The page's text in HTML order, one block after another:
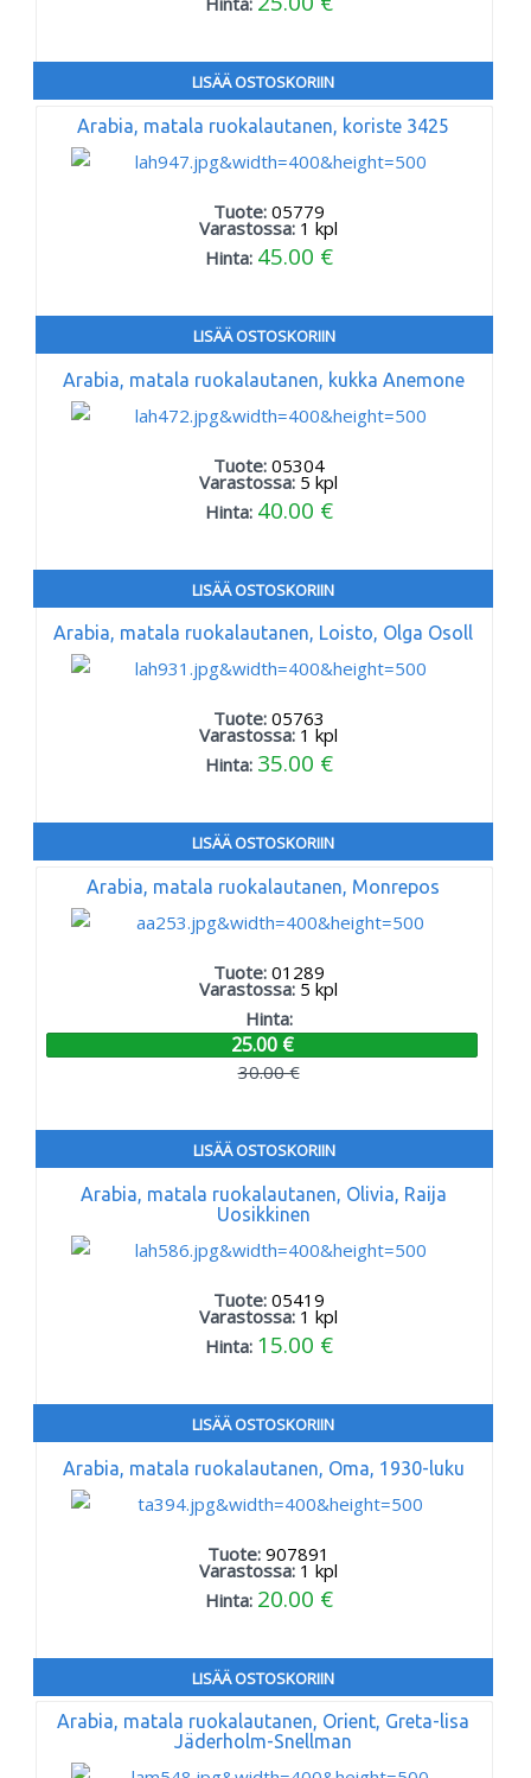
LISÄÄ OSTOSKORIIN
Arabia, matala ruokalautanen, koriste 3425
Tuote: 05779
Varastossa: 1 kpl
Hinta: 45.00 €
LISÄÄ OSTOSKORIIN
Arabia, matala ruokalautanen, kukka Anemone
Tuote: 05304
Varastossa: 5 kpl
Hinta: 40.00 €
LISÄÄ OSTOSKORIIN
Arabia, matala ruokalautanen, Loisto, Olga Osoll
Tuote: 05763
Varastossa: 1 kpl
Hinta: 35.00 €
LISÄÄ OSTOSKORIIN
Arabia, matala ruokalautanen, Monrepos
Tuote: 01289
Varastossa: 5 kpl
Hinta:
25.00 €
30.00 €
LISÄÄ OSTOSKORIIN
Arabia, matala ruokalautanen, Olivia, Raija
Uosikkinen
Tuote: 05419
Varastossa: 1 kpl
Hinta: 15.00 €
LISÄÄ OSTOSKORIIN
Arabia, matala ruokalautanen, Oma, 1930-luku
Tuote:907891
Varastossa: 1 kpl
Hinta: 20.00 €
LISÄÄ OSTOSKORIIN
Arabia, matala ruokalautanen, Orient, Greta-lisa
Jäderholm-Snellman